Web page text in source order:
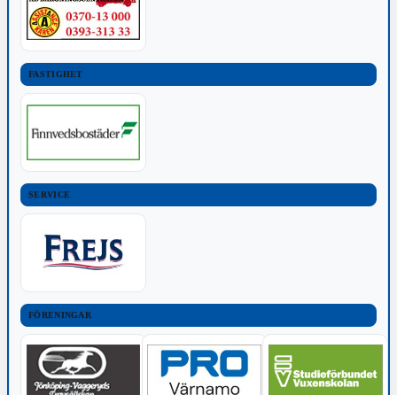
FASTIGHET
SERVICE
FÖRENINGAR